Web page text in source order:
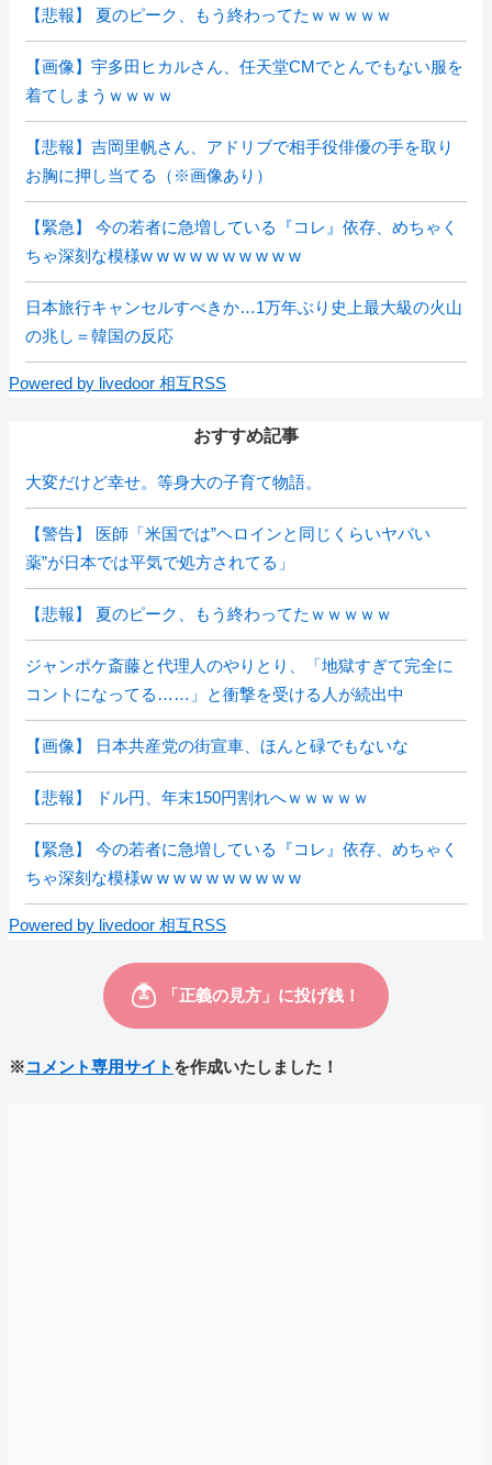
【悲報】 夏のピーク、もう終わってたｗｗｗｗｗ
【画像】宇多田ヒカルさん、任天堂CMでとんでもない服を
着てしまうｗｗｗｗ
【悲報】吉岡里帆さん、アドリブで相手役俳優の手を取り
お胸に押し当てる（※画像あり）
【緊急】 今の若者に急増している『コレ』依存、めちゃく
ちゃ深刻な模様w w w w w w w w w w
日本旅行キャンセルすべきか…1万年ぶり史上最大級の火山
の兆し＝韓国の反応
Powered by livedoor 相互RSS
おすすめ記事
大変だけど幸せ。等身大の子育て物語。
【警告】 医師「米国では”ヘロインと同じくらいヤバい
薬”が日本では平気で処方されてる」
【悲報】 夏のピーク、もう終わってたｗｗｗｗｗ
ジャンポケ斎藤と代理人のやりとり、「地獄すぎて完全に
コントになってる……」と衝撃を受ける人が続出中
【画像】 日本共産党の街宣車、ほんと碌でもないな
【悲報】 ドル円、年末150円割れへｗｗｗｗｗ
【緊急】 今の若者に急増している『コレ』依存、めちゃく
ちゃ深刻な模様w w w w w w w w w w
Powered by livedoor 相互RSS
※コメント専用サイト を作成いたしました！